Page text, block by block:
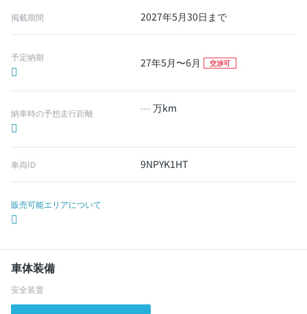
掲載期間 2027年5月30日まで
予定納期 27年5月〜6月 交渉可
納車時の予想走行距離 --- 万km
車両ID 9NPYK1HT
販売可能エリアについて
車体装備
安全装置